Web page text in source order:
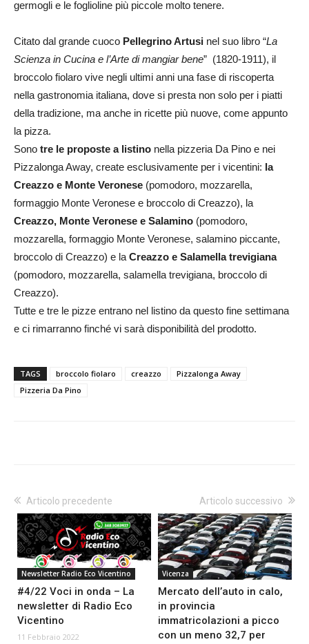
germogli e le foglioline più piccole molto tenere.
Citato dal grande cuoco Pellegrino Artusi nel suo libro “La
Scienza in Cucina e l’Arte di mangiar bene” (1820-1911), il
broccolo fiolaro vive negli ultimi anni una fase di riscoperta
nella gastronomia italiana, dove si presta non solo per i piatti
della tradizione, ma anche in ricette più nuove, come appunto
la pizza.
Sono tre le proposte a listino nella pizzeria Da Pino e nei
Pizzalonga Away, create esclusivamente per i vicentini: la
Creazzo e Monte Veronese (pomodoro, mozzarella,
formaggio Monte Veronese e broccolo di Creazzo), la
Creazzo, Monte Veronese e Salamino (pomodoro,
mozzarella, formaggio Monte Veronese, salamino piccante,
broccolo di Creazzo) e la Creazzo e Salamella trevigiana
(pomodoro, mozzarella, salamella trevigiana, broccolo di
Creazzo).
Tutte e tre le pizze entrano nel listino da questo fine settimana
e ci rimarranno finché vi sarà disponibilità del prodotto.
TAGS broccolo fiolaro creazzo
Pizzalonga Away
Pizzeria Da Pino
Articolo precedente
Newsletter Radio Eco Vicentino
#4/22 Voci in onda – La
newsletter di Radio Eco
Vicentino
11 Febbraio 2022
Articolo successivo
Vicenza
Mercato dell’auto in calo,
in provincia
immatricolazioni a picco
con un meno 32,7 per